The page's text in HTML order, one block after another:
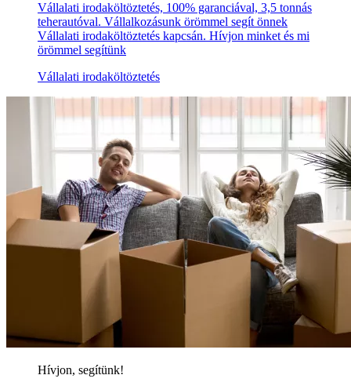
Vállalati irodaköltöztetés, 100% garanciával, 3,5 tonnás
teherautóval. Vállalkozásunk örömmel segít önnek
Vállalati irodaköltöztetés kapcsán. Hívjon minket és mi
örömmel segítünk
Vállalati irodaköltöztetés
Hívjon, segítünk!